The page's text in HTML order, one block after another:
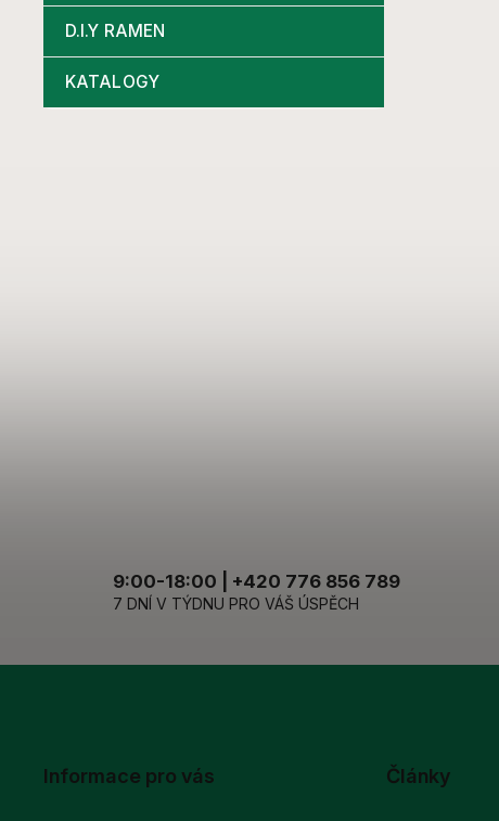
D.I.Y RAMEN
KATALOGY
9:00-18:00 | +420 776 856 789
7 DNÍ V TÝDNU PRO VÁŠ ÚSPĚCH
Informace pro vás Články